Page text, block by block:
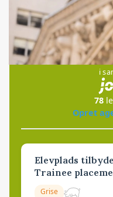
i
78
Opret
Elevplads
Trainee
Grise